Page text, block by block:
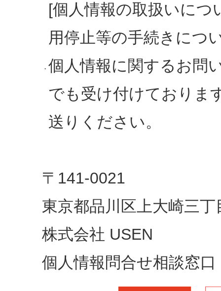
[個人情報の取扱いに
用停止等の手続きにつ
・ 個人情報に関するお問
でも受け付けておりま
送りください。
〒141-0021
東京都品川区上大崎三丁
株式会社 USEN
個人情報問合せ相談窓口